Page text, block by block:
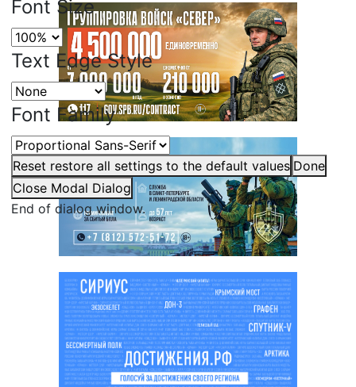
Font Size
Text Edge Style
Font Family
Reset restore all settings to the default values Done
Close Modal Dialog
End of dialog window.